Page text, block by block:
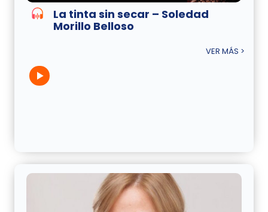
La tinta sin secar – Soledad
Morillo Belloso
VER MÁS >